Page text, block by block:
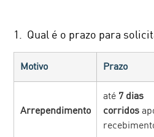
1.  Qual é o prazo para
Motivo Prazo
Arrependimento
até 7 dias
corridos